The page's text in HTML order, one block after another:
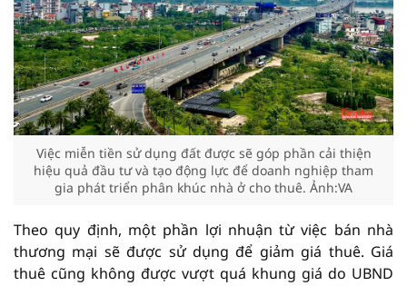
Việc miễn tiền sử dụng đất được sẽ góp phần cải thiện
hiệu quả đầu tư và tạo động lực để doanh nghiệp tham
gia phát triển phân khúc nhà ở cho thuê. Ảnh:VA
Theo quy định, một phần lợi nhuận từ việc bán nhà
thương mại sẽ được sử dụng để giảm giá thuê. Giá
thuê cũng không được vượt quá khung giá do UBND